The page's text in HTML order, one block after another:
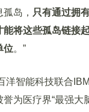
岛， 只有通过拥
将这些孤岛链接
位。”
智能科技联合
为医疗界“最强